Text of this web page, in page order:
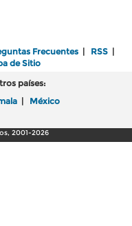
Frecuentes | RSS |
de Sitio
países:
| México
2001-2026